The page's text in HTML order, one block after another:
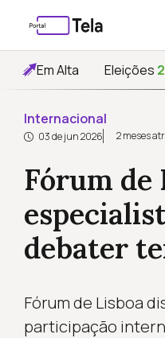
Em Alta Eleições
Internacional
03 de jun 2026 2 meses
Fórum de
debater
Fórum de Lisboa
participação